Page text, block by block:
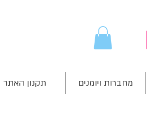
מחברות ויומנים תקנון האתר